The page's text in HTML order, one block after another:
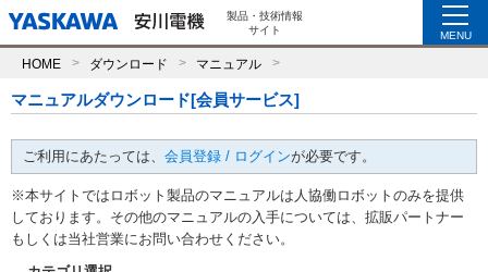
製品・技術情報
サイト
MENU
HOME ダウンロード マニュアル
マニュアルダウンロード[会員サービス]
ご利用にあたっては、 会員登録 / ログインが必要です。
※本サイトではロボット製品のマニュアルは人協働ロボットのみを提供
しております。その他のマニュアルの入手については、拡販パートナー
もしくは当社営業にお問い合わせください。